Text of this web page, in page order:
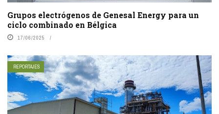
Grupos electrógenos de Genesal Energy para un
ciclo combinado en Bélgica
17/06/2025
REPORTAJES